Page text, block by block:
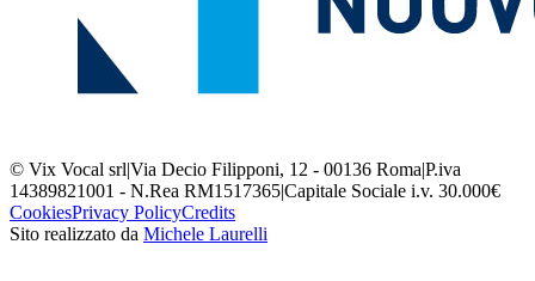
© Vix Vocal srl|Via Decio Filipponi, 12 - 00136 Roma|P.iva
14389821001 - N.Rea RM1517365|Capitale Sociale i.v. 30.000€
CookiesPrivacy PolicyCredits
Sito realizzato da Michele Laurelli